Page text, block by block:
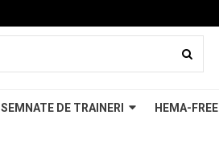
SEMNATE DE TRAINERI HEMA-FREE